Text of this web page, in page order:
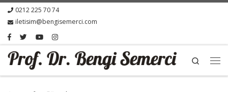
0212 225 70 74
iletisim@bengisemerci.com
Search